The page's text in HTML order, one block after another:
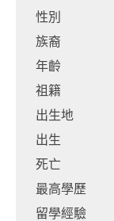
性別
族裔
年齡
祖籍
出生地
出生
死亡
最高學歷
留學經驗